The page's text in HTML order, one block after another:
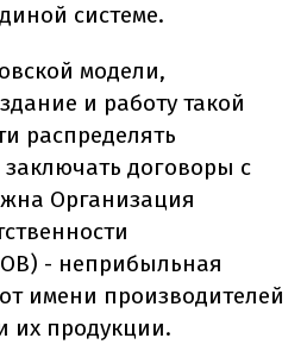
системе.
модели,
и работу такой
распределять
договоры с
Организация
- неприбыльная
имени производителей
их продукции.